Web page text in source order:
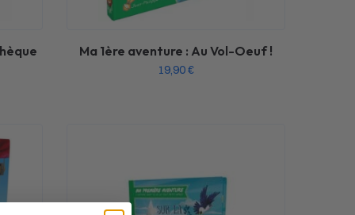
Ma 1ère aventure : Au Vol-Oeuf !
19,90€